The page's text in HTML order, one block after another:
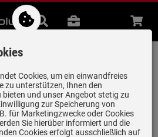
Suche
B2B Beratung
6550.0 W3 Premium+
Weiß/Silver Chrome
BP6550.0W3 |
Cookies, um ein einwandfreies
zu unterstützen, Ihnen den
bieten und unser Angebot stetig zu
zur Speicherung von
für Marketingzwecke oder Cookies
Sie hierüber informiert und die
Cookies erfolgt ausschließlich auf